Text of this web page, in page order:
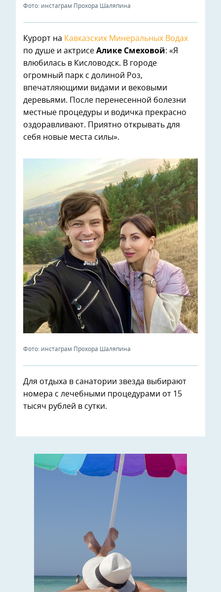
Фото: инстаграм Прохора Шаляпина
Курорт на Кавказских Минеральных Водах
по душе и актрисе Алике Смеховой: «Я
влюбилась в Кисловодск. В городе
огромный парк с долиной Роз,
впечатляющими видами и вековыми
деревьями. После перенесенной болезни
местные процедуры и водичка прекрасно
оздоравливают. Приятно открывать для
себя новые места силы».
Фото: инстаграм Прохора Шаляпина
Для отдыха в санатории звезда выбирают
номера с лечебными процедурами от 15
тысяч рублей в сутки.